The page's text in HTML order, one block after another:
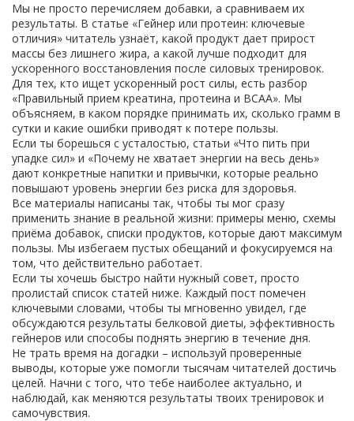
Мы не просто перечисляем добавки, а сравниваем их
результаты. В статье «Гейнер или протеин: ключевые
отличия» читатель узнаёт, какой продукт дает прирост
массы без лишнего жира, а какой лучше подходит для
ускоренного восстановления после силовых тренировок.
Для тех, кто ищет ускоренный рост силы, есть разбор
«Правильный прием креатина, протеина и BCAA». Мы
объясняем, в каком порядке принимать их, сколько грамм в
сутки и какие ошибки приводят к потере пользы.
Если ты борешься с усталостью, статьи «Что пить при
упадке сил» и «Почему не хватает энергии на весь день»
дают конкретные напитки и привычки, которые реально
повышают уровень энергии без риска для здоровья.
Все материалы написаны так, чтобы ты мог сразу
применить знание в реальной жизни: примеры меню, схемы
приёма добавок, списки продуктов, которые дают максимум
пользы. Мы избегаем пустых обещаний и фокусируемся на
том, что действительно работает.
Если ты хочешь быстро найти нужный совет, просто
пролистай список статей ниже. Каждый пост помечен
ключевыми словами, чтобы ты мгновенно увидел, где
обсуждаются результаты белковой диеты, эффективность
гейнеров или способы поднять энергию в течение дня.
Не трать время на догадки – используй проверенные
выводы, которые уже помогли тысячам читателей достичь
целей. Начни с того, что тебе наиболее актуально, и
наблюдай, как меняются результаты твоих тренировок и
самочувствия.